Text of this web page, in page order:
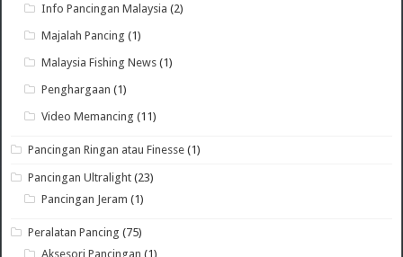
Info Pancingan Malaysia (2)
Majalah Pancing (1)
Malaysia Fishing News (1)
Penghargaan (1)
Video Memancing (11)
Pancingan Ringan atau Finesse (1)
Pancingan Ultralight (23)
Pancingan Jeram (1)
Peralatan Pancing (75)
Aksesori Pancingan (1)